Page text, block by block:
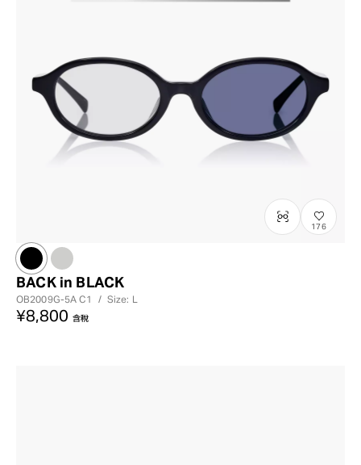
176
BACK in BLACK
OB2009G-5AC1 / Size: L
¥8,800 含稅